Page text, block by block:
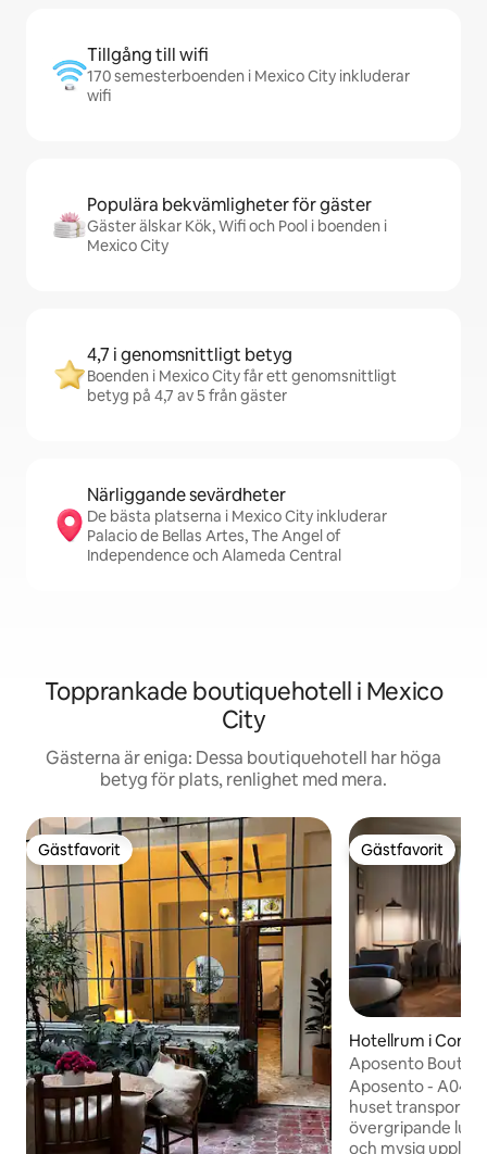
Tillgång till wifi
170 semesterboenden i Mexico City inkluderar
wifi
Populära bekvämligheter för gäster
Gäster älskar Kök, Wifi och Pool i boenden i
Mexico City
4,7 i genomsnittligt betyg
Boenden i Mexico City får ett genomsnittligt
betyg på 4,7 av 5 från gäster
Närliggande sevärdheter
De bästa platserna i Mexico City inkluderar
Palacio de Bellas Artes, The Angel of
Independence och Alameda Central
Topprankade boutiquehotell i Mexico
City
Gästerna är eniga: Dessa boutiquehotell har höga
betyg för plats, renlighet med mera.
Gästfavorit
Gästfavorit Gästfavorit
Gästfavorit
Hotellrum i
Aposento
+ frukost
Aposento - A04
huset
övergripande
och mysig